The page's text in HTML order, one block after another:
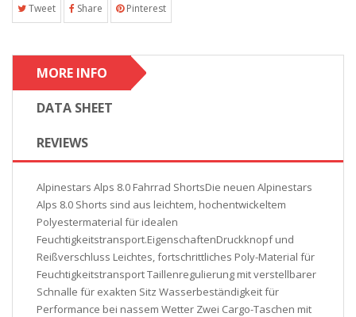
Tweet Share Pinterest
MORE INFO
DATA SHEET
REVIEWS
Alpinestars Alps 8.0 Fahrrad ShortsDie neuen Alpinestars
Alps 8.0 Shorts sind aus leichtem, hochentwickeltem
Polyestermaterial für idealen
Feuchtigkeitstransport.EigenschaftenDruckknopf und
Reißverschluss Leichtes, fortschrittliches Poly-Material für
Feuchtigkeitstransport Taillenregulierung mit verstellbarer
Schnalle für exakten Sitz Wasserbeständigkeit für
Performance bei nassem Wetter Zwei Cargo-Taschen mit